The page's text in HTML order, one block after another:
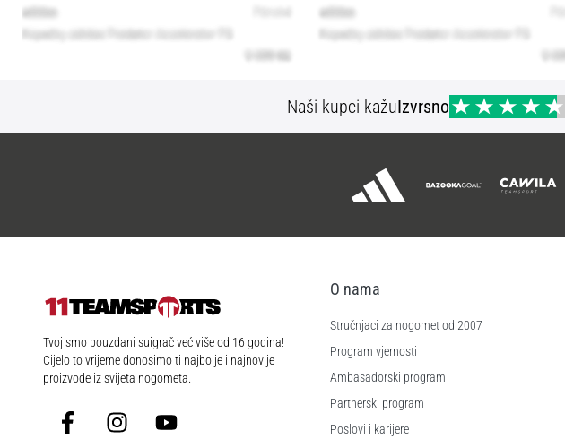
Naši kupci kažuIzvrsno
11teamsports.hr
Tvoj smo pouzdani suigrač već više od 16 godina!
Cijelo to vrijeme donosimo ti najbolje i najnovije
proizvode iz svijeta nogometa.
FacebookInstagramYouTube
O nama
Stručnjaci za nogomet od 2007
Program vjernosti
Ambasadorski program
Partnerski program
Poslovi i karijere